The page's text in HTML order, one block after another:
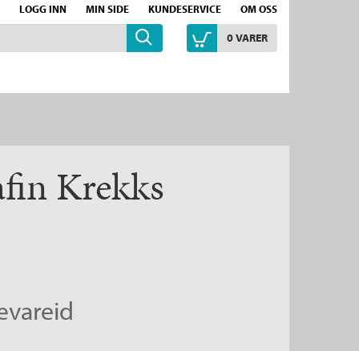
LOGG INN MIN SIDE KUNDESERVICE OM OSS
0VARER
Krekks